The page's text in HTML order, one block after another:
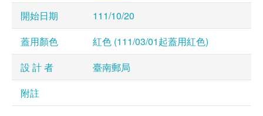
開始日期
111/10/20
蓋用顏色
紅色 (111/03/01起蓋用紅色)
設 計 者
臺南郵局
附註